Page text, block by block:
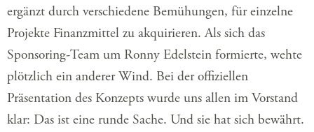
ergänzt durch verschiedene Bemühungen, für einzelne
Projekte Finanzmittel zu akquirieren. Als sich das
Sponsoring-Team um Ronny Edelstein formierte, wehte
plötzlich ein anderer Wind. Bei der offiziellen
Präsentation des Konzepts wurde uns allen im Vorstand
klar: Das ist eine runde Sache. Und sie hat sich bewährt.